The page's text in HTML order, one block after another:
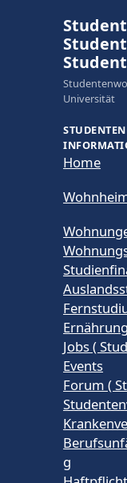
Universität
Home
Ernährung
Jobs (
Events
Forum (
g